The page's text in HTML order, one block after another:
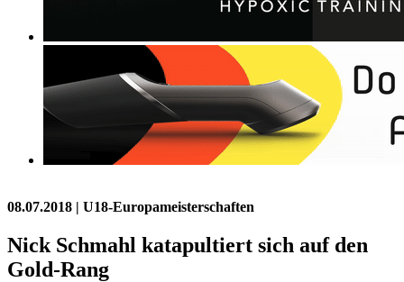
08.07.2018 | U18-Europameisterschaften
Nick Schmahl katapultiert sich auf den
Gold-Rang